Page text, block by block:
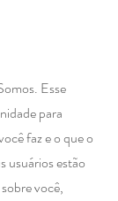
Esse
para
faz e o que o
usuários estão
você,